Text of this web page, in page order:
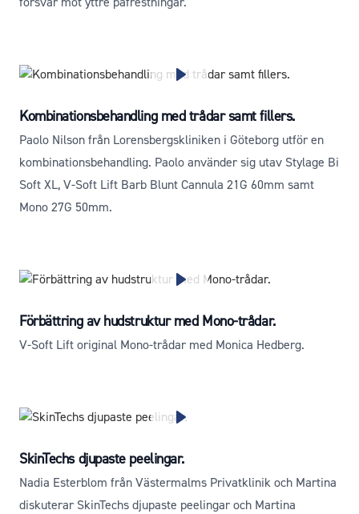
Kombinationsbehandling med trådar samt fillers.
Paolo Nilson från Lorensbergskliniken i Göteborg utför en
kombinationsbehandling. Paolo använder sig utav Stylage Bi
Soft XL, V-Soft Lift Barb Blunt Cannula 21G 60mm samt
Mono 27G 50mm.
Förbättring av hudstruktur med Mono-trådar.
V-Soft Lift original Mono-trådar med Monica Hedberg.
SkinTechs djupaste peelingar.
Nadia Esterblom från Västermalms Privatklinik och Martina
diskuterar SkinTechs djupaste peelingar och Martina